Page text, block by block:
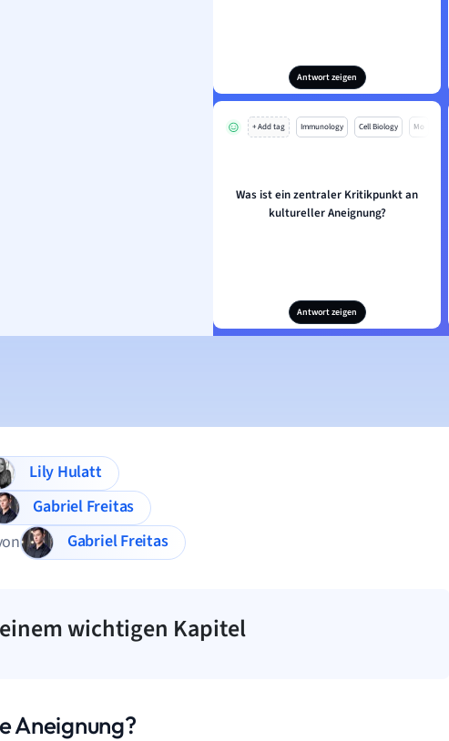
Antwort zeigen
+ Add tag Immunology Cell Biology Mo
Was ist ein zentraler Kritikpunkt an
kultureller Aneignung?
Antwort zeigen
Lily Hulatt
Gabriel Freitas
Gabriel Freitas
wichtigen Kapitel
Aneignung?